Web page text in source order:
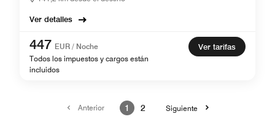
Ver detalles
447 EUR / Noche
Todos los impuestos y cargos están
incluidos
Ver tarifas
Anterior 1 2 Siguiente